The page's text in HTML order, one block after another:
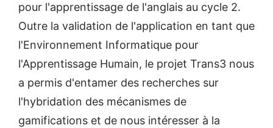
pour l'apprentissage de l'anglais au cycle 2.
Outre la validation de l'application en tant que
l'Environnement Informatique pour
l'Apprentissage Humain, le projet Trans3 nous
a permis d'entamer des recherches sur
l'hybridation des mécanismes de
gamifications et de nous intéresser à la